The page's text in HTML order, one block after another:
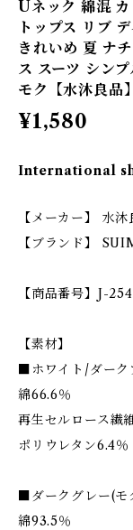
Uネック 綿混
トップス リブ
きれいめ 夏 ナ
ス スーツ シン
モク【水沐良品】
¥1,580
International
【メーカー】 水沐
【ブランド】
【商品番号】J-
【素材】
■ホワイト/ダーク
綿66.6％
再生セルロース繊
ポリウレタン6.4％
■ダークグレー(モ
綿93.5％